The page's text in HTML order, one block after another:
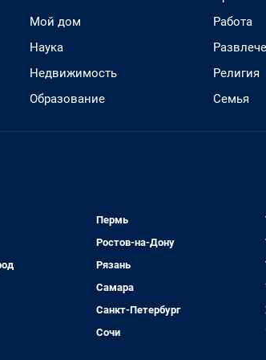
Мой дом
Наука
Недвижимость
Образование
Работа
Религия
Семья
Пермь
Ростов-на-Дону
Рязань
Самара
Санкт-Петербург
Сочи